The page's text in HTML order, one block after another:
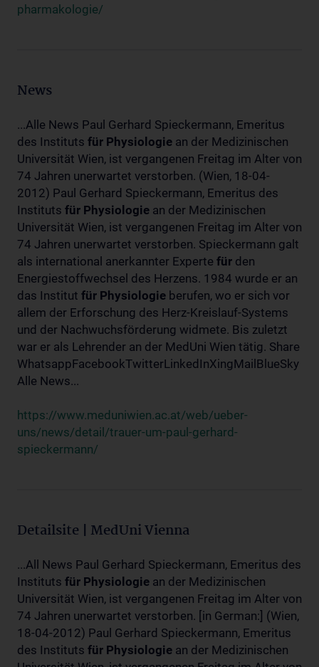
pharmakologie/
News
...Alle News Paul Gerhard Spieckermann, Emeritus
des Instituts für Physiologie an der Medizinischen
Universität Wien, ist vergangenen Freitag im Alter von
74 Jahren unerwartet verstorben. (Wien, 18-04-
2012) Paul Gerhard Spieckermann, Emeritus des
Instituts für Physiologie an der Medizinischen
Universität Wien, ist vergangenen Freitag im Alter von
74 Jahren unerwartet verstorben. Spieckermann galt
als international anerkannter Experte für den
Energiestoffwechsel des Herzens. 1984 wurde er an
das Institut für Physiologie berufen, wo er sich vor
allem der Erforschung des Herz-Kreislauf-Systems
und der Nachwuchsförderung widmete. Bis zuletzt
war er als Lehrender an der MedUni Wien tätig. Share
WhatsappFacebookTwitterLinkedInXingMailBlueSky
Alle News...
https://www.meduniwien.ac.at/web/ueber-
uns/news/detail/trauer-um-paul-gerhard-
spieckermann/
Detailsite | MedUni Vienna
...All News Paul Gerhard Spieckermann, Emeritus des
Instituts für Physiologie an der Medizinischen
Universität Wien, ist vergangenen Freitag im Alter von
74 Jahren unerwartet verstorben. [in German:] (Wien,
18-04-2012) Paul Gerhard Spieckermann, Emeritus
des Instituts für Physiologie an der Medizinischen